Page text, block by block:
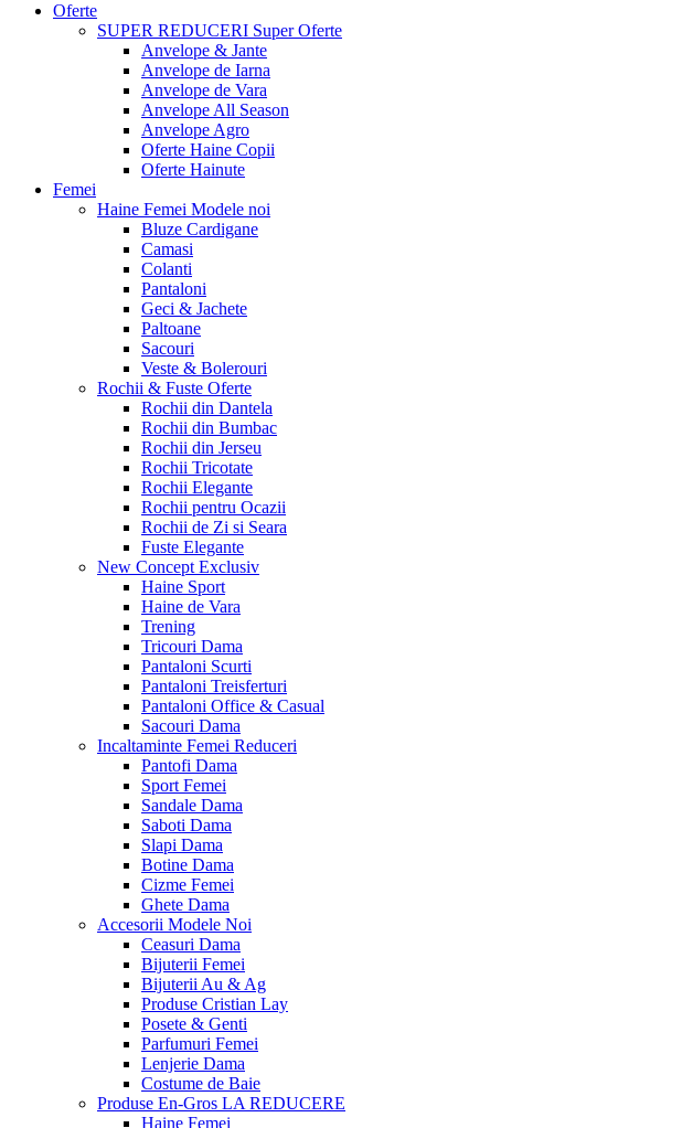
Oferte
SUPER REDUCERI Super Oferte
Anvelope & Jante
Anvelope de Iarna
Anvelope de Vara
Anvelope All Season
Anvelope Agro
Oferte Haine Copii
Oferte Hainute
Femei
Haine Femei Modele noi
Bluze Cardigane
Camasi
Colanti
Pantaloni
Geci & Jachete
Paltoane
Sacouri
Veste & Bolerouri
Rochii & Fuste Oferte
Rochii din Dantela
Rochii din Bumbac
Rochii din Jerseu
Rochii Tricotate
Rochii Elegante
Rochii pentru Ocazii
Rochii de Zi si Seara
Fuste Elegante
New Concept Exclusiv
Haine Sport
Haine de Vara
Trening
Tricouri Dama
Pantaloni Scurti
Pantaloni Treisferturi
Pantaloni Office & Casual
Sacouri Dama
Incaltaminte Femei Reduceri
Pantofi Dama
Sport Femei
Sandale Dama
Saboti Dama
Slapi Dama
Botine Dama
Cizme Femei
Ghete Dama
Accesorii Modele Noi
Ceasuri Dama
Bijuterii Femei
Bijuterii Au & Ag
Produse Cristian Lay
Posete & Genti
Parfumuri Femei
Lenjerie Dama
Costume de Baie
Produse En-Gros LA REDUCERE
Haine Femei